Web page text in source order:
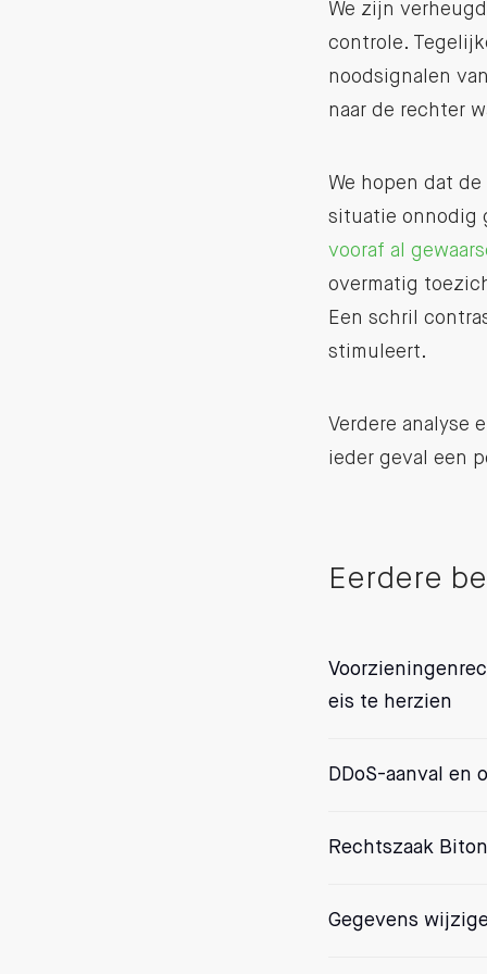
We zijn
controle.
noodsignalen
naar de rechter
We hopen dat
situatie onnodig
vooraf al
overmatig
Een schril
stimuleert.
Verdere analyse
ieder geval een
Eerdere
eis te herzien
DDoS-aanval en
Rechtszaak
Gegevens